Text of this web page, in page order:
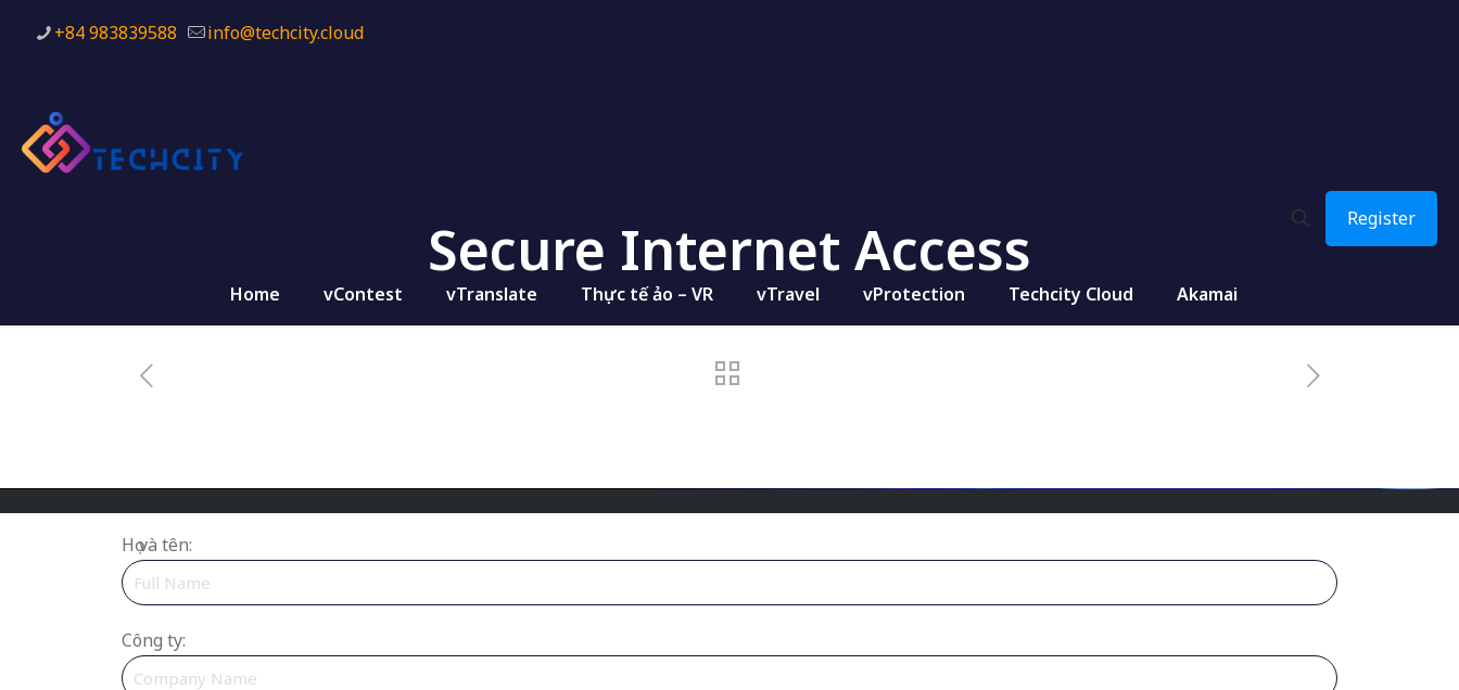
+84 983839588 info@techcity.cloud
Home vContest vTranslate Thực tế ảo – VR vTravel vProtection Techcity Cloud Akamai
Register
Secure Internet Access
Họ và tên:
Công ty: